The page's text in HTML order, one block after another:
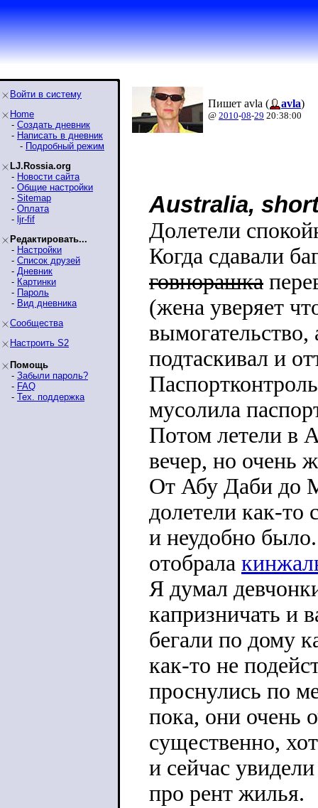
Войти в систему
Home
- Создать дневник
- Написать в дневник
- Подробный режим
LJ.Rossia.org
- Новости сайта
- Общие настройки
- Sitemap
- Оплата
- ljr-fif
Редактировать...
- Настройки
- Список друзей
- Дневник
- Картинки
- Пароль
- Вид дневника
Сообщества
Настроить S2
Помощь
- Забыли пароль?
- FAQ
- Тех. поддержка
Пишет avla ( avla)
@ 2010-08-29 20:38:00
Australia,
Долетели
Когда сдавали
говнорашка
(жена уверяет
вымогательство,
подтаскивал и
мусолила
Потом летели в
вечер, но очень
От Абу Даби до
долетели как-то
и неудобно
отобрала
Я думал
капризничать и
бегали по дому
как-то не
проснулись по
пока, они очень
существенно,
и сейчас
про рент жилья.